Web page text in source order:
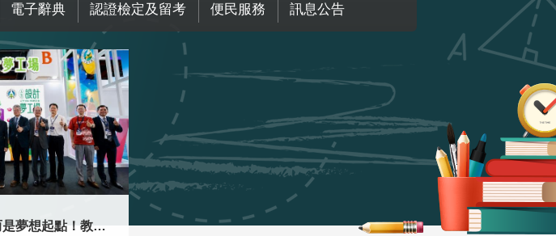
電子辭典 認證檢定及留考 便民服務 訊息公告
高齡不是終點而是夢想起點！教育部打